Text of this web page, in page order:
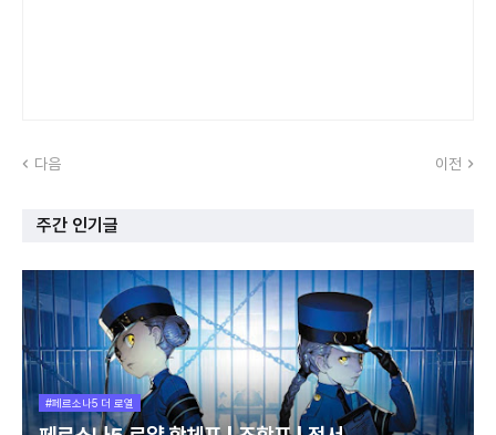
다음 이전
주간 인기글
#페르소나5 더 로열